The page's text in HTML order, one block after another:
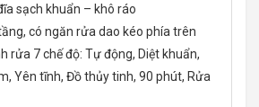
sạch khuẩn – khô ráo
có ngăn rửa dao kéo phía trên
rửa 7 chế độ: Tự động, Diệt khuẩn,
Yên tĩnh, Đồ thủy tinh, 90 phút, Rửa